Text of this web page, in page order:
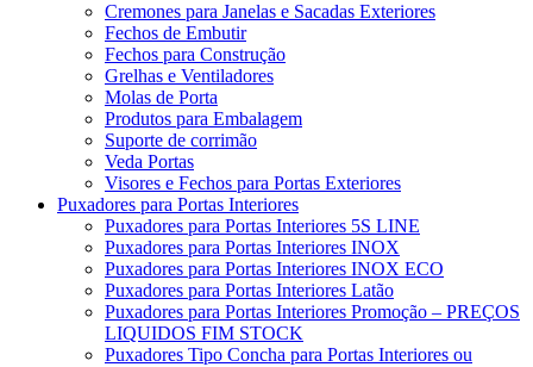
Cremones para Janelas e Sacadas Exteriores
Fechos de Embutir
Fechos para Construção
Grelhas e Ventiladores
Molas de Porta
Produtos para Embalagem
Suporte de corrimão
Veda Portas
Visores e Fechos para Portas Exteriores
Puxadores para Portas Interiores
Puxadores para Portas Interiores 5S LINE
Puxadores para Portas Interiores INOX
Puxadores para Portas Interiores INOX ECO
Puxadores para Portas Interiores Latão
Puxadores para Portas Interiores Promoção – PREÇOS
LIQUIDOS FIM STOCK
Puxadores Tipo Concha para Portas Interiores ou